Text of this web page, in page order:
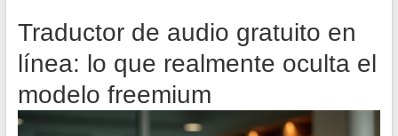
Traductor de audio gratuito en
línea: lo que realmente oculta el
modelo freemium